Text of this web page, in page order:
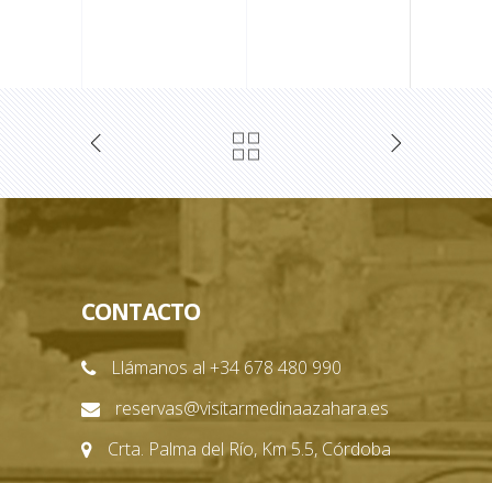
CONTACTO
Llámanos al +34 678 480 990
reservas@visitarmedinaazahara.es
Crta. Palma del Río, Km 5.5, Córdoba